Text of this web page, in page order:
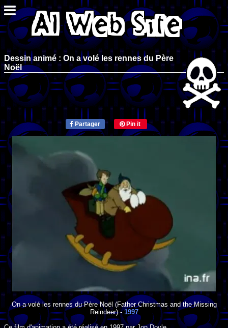
Dessin animé : On a volé les rennes du Père
Noël
Partager Pin it
On a volé les rennes du Père Noël (Father Christmas and the Missing
Reindeer) -1997